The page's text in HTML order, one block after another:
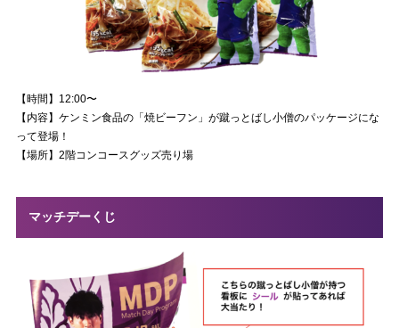
【時間】12:00〜
【内容】ケンミン食品の「焼ビーフン」が蹴っとばし小僧のパッケージにな
って登場！
【場所】2階コンコースグッズ売り場
マッチデーくじ